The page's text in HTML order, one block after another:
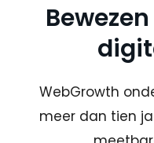
WebGrowth
meer dan tien